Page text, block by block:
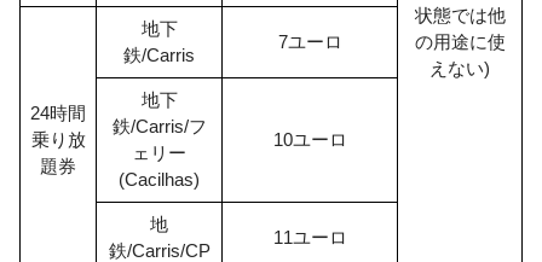
状態では他
の用途に使
えない)
24時間
乗り放
題券
地下
鉄/Carris
7ユーロ
地下
鉄/Carris/フ
ェリー
(Cacilhas)
10ユーロ
地
鉄/Carris/CP
11ユーロ